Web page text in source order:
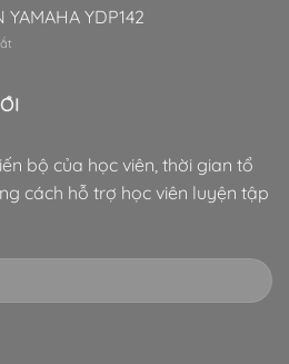
PIANO
ĐIỆN
YDP142
ĐIỆN
bộ của học viên, thời gian tổ
cách hỗ trợ học viên luyện tập